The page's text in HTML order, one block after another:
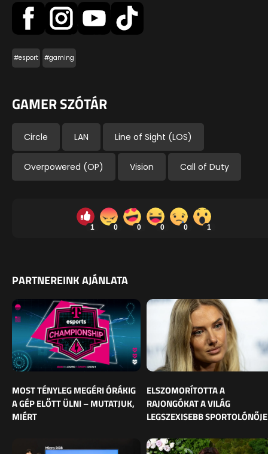
#esport #gaming
GAMER SZÓTÁR
Circle LAN Line of Sight (LOS)
Overpowered (OP) Vision Call of Duty
1 0 0 0 0 1
PARTNEREINK AJÁNLATA
MOST TÉNYLEG MEGÉRI ÓRÁKIG
A GÉP ELŐTT ÜLNI – MUTATJUK,
MIÉRT
ELSZOMORÍTOTTA A
RAJONGÓKAT A VILÁG
LEGSZEXISEBB SPORTOLÓNŐJE